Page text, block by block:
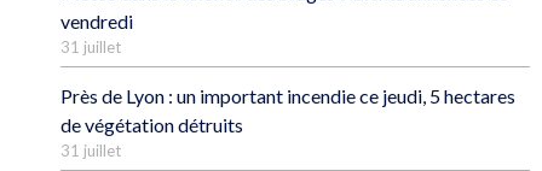
vendredi
31 juillet
Près de Lyon : un important incendie ce jeudi, 5 hectares
de végétation détruits
31 juillet